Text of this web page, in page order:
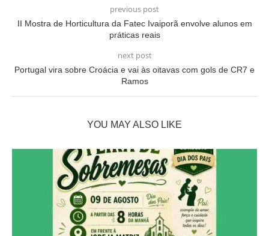
previous post
II Mostra de Horticultura da Fatec Ivaiporã envolve alunos em
práticas reais
next post
Portugal vira sobre Croácia e vai às oitavas com gols de CR7 e
Ramos
YOU MAY ALSO LIKE